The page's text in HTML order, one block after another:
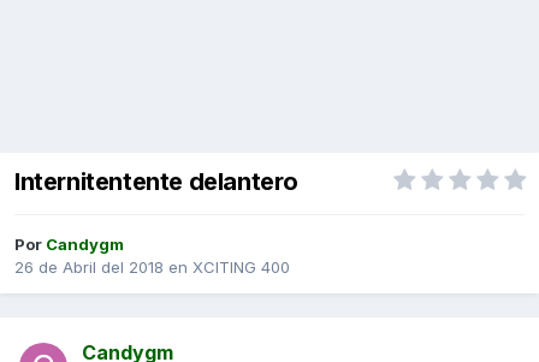
Internitentente delantero
Por Candygm
26 de Abril del 2018 en XCITING 400
Candygm